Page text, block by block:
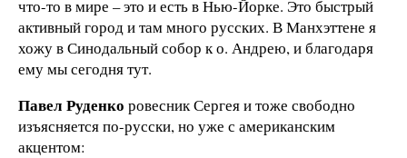
что-то в мире – это и есть в Нью-Йорке. Это быстрый
активный город и там много русских. В Манхэттене я
хожу в Синодальный собор к о. Андрею, и благодаря
ему мы сегодня тут.
Павел Руденко ровесник Сергея и тоже свободно
изъясняется по-русски, но уже с американским
акцентом: